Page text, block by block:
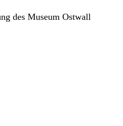
des Museum Ostwall